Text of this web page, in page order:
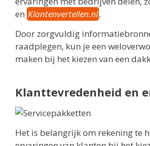
en Klantenvertellen.nl.
Door zorgvuldig
raadplegen, kun je een
maken bij het kiezen van een
Klanttevredenheid en
Het is belangrijk om rekening te